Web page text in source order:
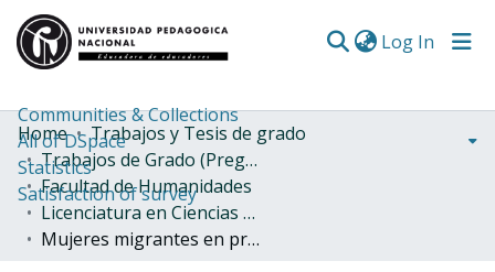
Log In
Communities & Collections
All of DSpace
Statistics
Satisfaction of survey
Home
Trabajos y Tesis de grado
Trabajos de Grado (Pregrado)
Facultad de Humanidades
Licenciatura en Ciencias Sociales
Mujeres migrantes en procesos de educación para jóvenes y adultos y su percepción de ciudad.